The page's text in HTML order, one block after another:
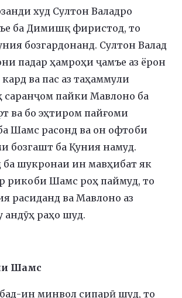
худ Султон Валадро
ба Димишқ фиристод, то
бозгардонанд. Султон Валад
падар ҳамроҳи ҷамъе аз ёрон
ва пас аз таҳаммули
саранҷом пайки Мавлоно ба
ва бо эҳтиром пайғоми
Шамс расонд ва он офтоби
бозгашт ба Қуния намуд.
ба шукронаи ин мавҳибат як
рикоби Шамс роҳ паймуд, то
расиданд ва Мавлоно аз
андӯҳ раҳо шуд.
Шамс
ин минвол сипарӣ шуд, то